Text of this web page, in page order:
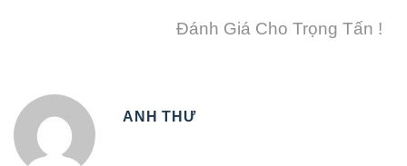
Đánh Giá Cho Trọng Tấn !
ANH THƯ